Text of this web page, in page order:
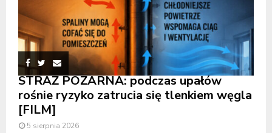
STRAŻ POŻARNA: podczas upałów
rośnie ryzyko zatrucia się tlenkiem węgla
[FILM]
5 sierpnia 2026